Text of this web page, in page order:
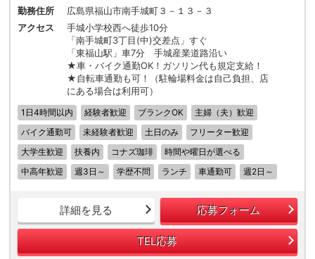
勤務住所
広島県福山市南手城町３－１３－３
アクセス
手城小学校西へ徒歩10分
「南手城町3丁目(中)交差点」すぐ
「東福山駅」車7分 手城産業道路沿い
★車・バイク通勤OK！ガソリン代も規定支給！
★自転車通勤も可！（駐輪場料金は自己負担、店
にある場合は利用可）
1日4時間以内 経験者歓迎 ブランクOK
主婦（夫）歓迎
バイク通勤可
未経験者歓迎 土日のみ
フリーター歓迎
大学生歓迎
扶養内 コナズ珈琲
時間や曜日が選べる
中高年歓迎
週3日～ 学歴不問 ランチ 車通勤可 週2日～
詳細を見る 応募フォーム
TEL応募